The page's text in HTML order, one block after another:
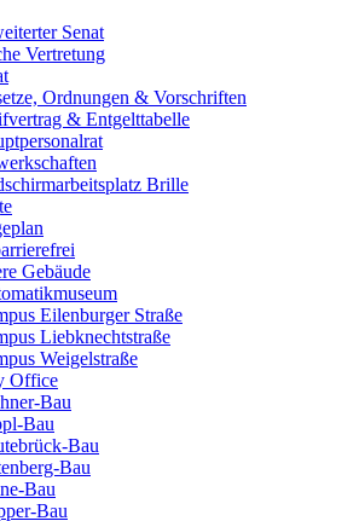
Senat
Vertretung
Ordnungen & Vorschriften
& Entgelttabelle
Brille
Gebäude
Eilenburger Straße
Liebknechtstraße
Weigelstraße
Office
Bau
Bau
Bau
Bau
Bau
Bau